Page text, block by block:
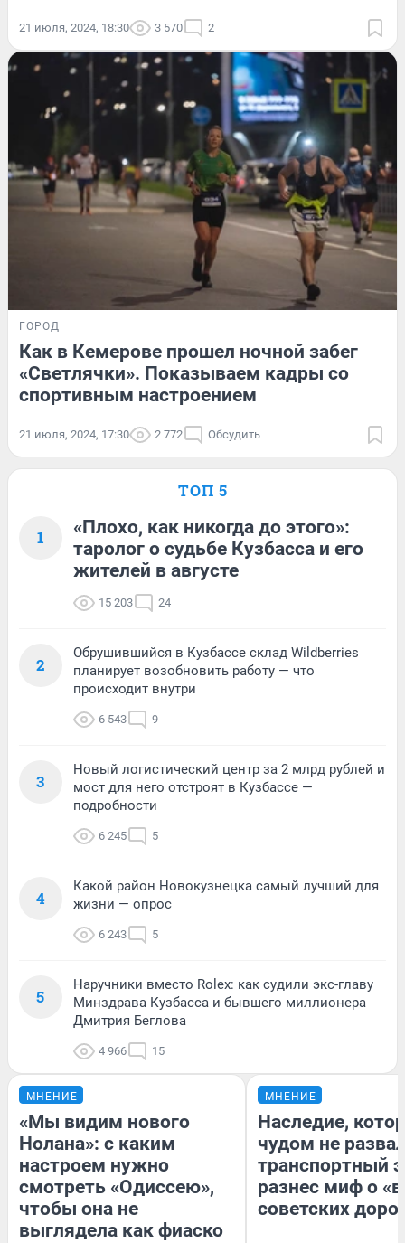
21 июля, 2024, 18:30 3 570 2
ГОРОД
Как в Кемерове прошел ночной забег
«Светлячки». Показываем кадры со
спортивным настроением
21 июля, 2024, 17:30 2 772 Обсудить
ТОП 5
1
«Плохо, как никогда до этого»:
таролог о судьбе Кузбасса и его
жителей в августе
15 203 24
2
Обрушившийся в Кузбассе склад Wildberries
планирует возобновить работу — что
происходит внутри
6 543 9
3
Новый логистический центр за 2 млрд рублей и
мост для него отстроят в Кузбассе —
подробности
6 245 5
4
Какой район Новокузнецка самый лучший для
жизни — опрос
6 243 5
5
Наручники вместо Rolex: как судили экс-главу
Минздрава Кузбасса и бывшего миллионера
Дмитрия Беглова
4 966 15
МНЕНИЕ
«Мы видим нового
Нолана»: с каким
настроем нужно
смотреть «Одиссею»,
чтобы она не
выглядела как фиаско
МНЕНИЕ
Наследие,
чудом не
транспортный
разнес миф о
советских